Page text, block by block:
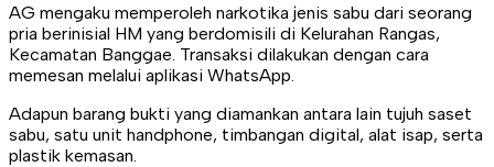
AG mengaku memperoleh narkotika jenis sabu dari seorang
pria berinisial HM yang berdomisili di Kelurahan Rangas,
Kecamatan Banggae. Transaksi dilakukan dengan cara
memesan melalui aplikasi WhatsApp.
Adapun barang bukti yang diamankan antara lain tujuh saset
sabu, satu unit handphone, timbangan digital, alat isap, serta
plastik kemasan.